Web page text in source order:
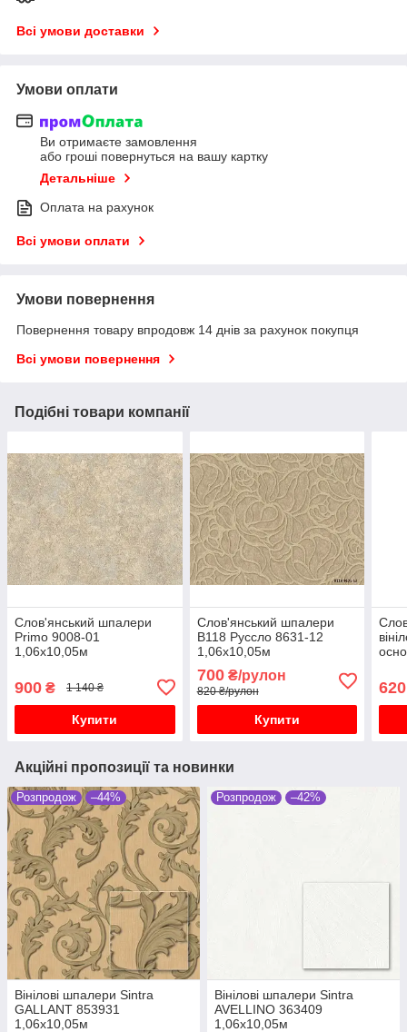
Всі умови доставки
Умови оплати
Ви отримаєте замовлення
або гроші повернуться на вашу картку
Детальніше
Оплата на рахунок
Всі умови оплати
Умови повернення
Повернення товару впродовж 14 днів за рахунок покупця
Всі умови повернення
Подібні товари компанії
Слов'янський шпалери
Primo 9008-01
1,06х10,05м
900 ₴ 1 140 ₴
Купити
Слов'янський шпалери
В118 Руссло 8631-12
1,06х10,05м
700₴/рулон
820 ₴/рулон
Купити
620
Акційні пропозиції та новинки
Розпродож –44%
Вінілові шпалери Sintra
GALLANT 853931
1,06х10,05м
Розпродож –42%
Вінілові шпалери Sintra
AVELLINO 363409
1,06х10,05м